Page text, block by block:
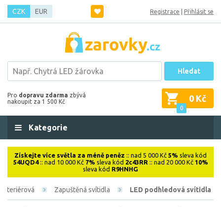
CZK EUR Registrace Přihlásit se
Hledat
Pro dopravu zdarma zbývá
nakoupit za 1 500 Kč
0
0 Kč
Kategorie
Získejte více světla za méně peněz :: nad 5 000 Kč 5% sleva kód
54UQD4:: nad 10 000 Kč 7% sleva kód 2c43RR :: nad 20 000 Kč 10%
sleva kód R9HNHG
Interiérová Zapuštěná svítidla LED podhledová svítidla